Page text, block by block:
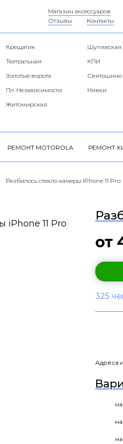
Магазин аксессуаров
Отзывы
Контакты
Крещатик Шулявская
Театральная
КПИ
Золотые ворота
Святошино
Пл. Независимости
Нивки
Житомирская
РЕМОНТ MOTOROLA РЕМОНТ
Разбилось стекло камеры iPhone 11 Pro
от
325
Адреса